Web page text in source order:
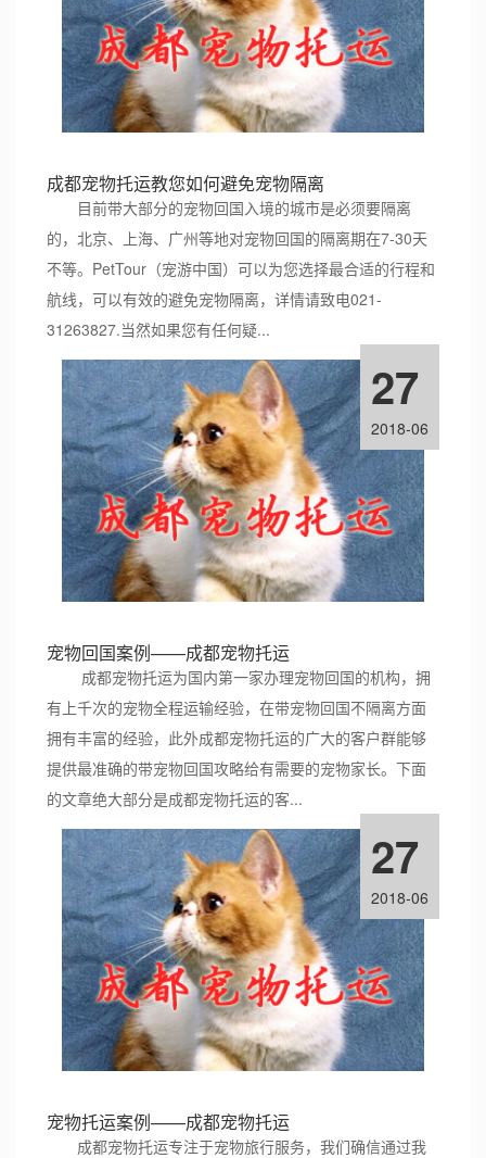
成都宠物托运教您如何避免宠物隔离
目前带大部分的宠物回国入境的城市是必须要隔离
的，北京、上海、广州等地对宠物回国的隔离期在7-30天
不等。PetTour（宠游中国）可以为您选择最合适的行程和
航线，可以有效的避免宠物隔离，详情请致电021-
31263827.当然如果您有任何疑...
宠物回国案例——成都宠物托运
成都宠物托运为国内第一家办理宠物回国的机构，拥
有上千次的宠物全程运输经验，在带宠物回国不隔离方面
拥有丰富的经验，此外成都宠物托运的广大的客户群能够
提供最准确的带宠物回国攻略给有需要的宠物家长。下面
的文章绝大部分是成都宠物托运的客...
27
2018-06
宠物托运案例——成都宠物托运
成都宠物托运专注于宠物旅行服务，我们确信通过我
27
2018-06